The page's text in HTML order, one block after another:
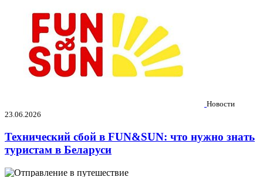
Новости
23.06.2026
Технический сбой в FUN&SUN: что нужно знать
туристам в Беларуси